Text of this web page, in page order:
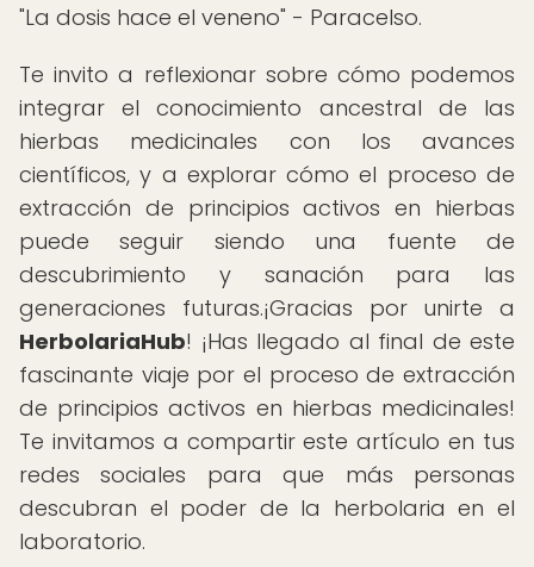
"La dosis hace el veneno" - Paracelso.
Te invito a reflexionar sobre cómo podemos
integrar el conocimiento ancestral de las
hierbas medicinales con los avances
científicos, y a explorar cómo el proceso de
extracción de principios activos en hierbas
puede seguir siendo una fuente de
descubrimiento y sanación para las
generaciones futuras.¡Gracias por unirte a
HerbolariaHub! ¡Has llegado al final de este
fascinante viaje por el proceso de extracción
de principios activos en hierbas medicinales!
Te invitamos a compartir este artículo en tus
redes sociales para que más personas
descubran el poder de la herbolaria en el
laboratorio.